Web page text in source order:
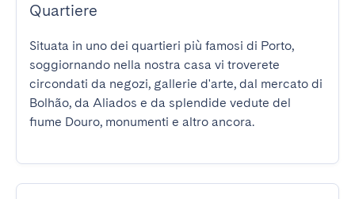
Quartiere
Situata in uno dei quartieri più famosi di Porto,
soggiornando nella nostra casa vi troverete
circondati da negozi, gallerie d'arte, dal mercato di
Bolhão, da Aliados e da splendide vedute del
fiume Douro, monumenti e altro ancora.